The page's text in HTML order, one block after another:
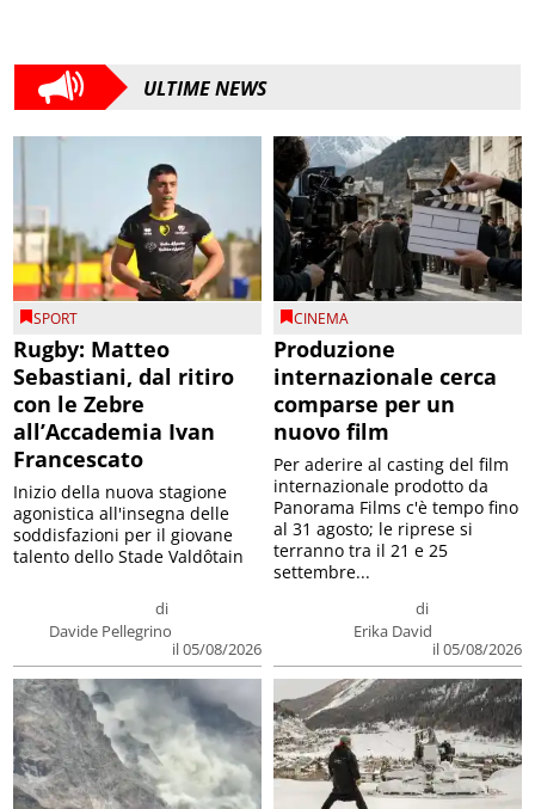
ULTIME NEWS
SPORT
Rugby: Matteo
Sebastiani, dal ritiro
con le Zebre
all’Accademia Ivan
Francescato
di
Davide Pellegrino
il 05/08/2026
Inizio della nuova stagione
agonistica all'insegna delle
soddisfazioni per il giovane
talento dello Stade Valdôtain
CINEMA
Produzione
internazionale cerca
comparse per un
nuovo film
di
Erika David
il 05/08/2026
Per aderire al casting del film
internazionale prodotto da
Panorama Films c'è tempo fino
al 31 agosto; le riprese si
terranno tra il 21 e 25
settembre...